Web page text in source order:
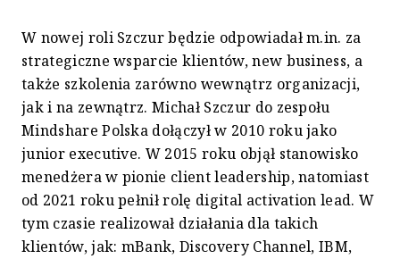
W nowej roli Szczur będzie odpowiadał m.in. za
strategiczne wsparcie klientów, new business, a
także szkolenia zarówno wewnątrz organizacji,
jak i na zewnątrz. Michał Szczur do zespołu
Mindshare Polska dołączył w 2010 roku jako
junior executive. W 2015 roku objął stanowisko
menedżera w pionie client leadership, natomiast
od 2021 roku pełnił rolę digital activation lead. W
tym czasie realizował działania dla takich
klientów, jak: mBank, Discovery Channel, IBM,